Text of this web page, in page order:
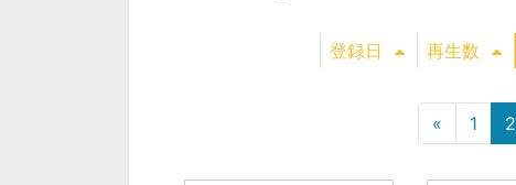
登録日 再生数
« 1 2